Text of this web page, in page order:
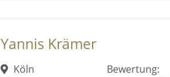
Yannis Krämer
Köln
Bewertung: